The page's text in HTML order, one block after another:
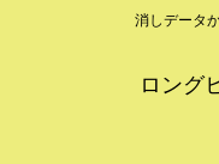
消しデータ
ロング